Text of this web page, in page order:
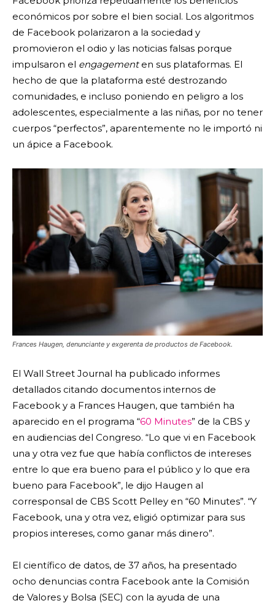
económicos por sobre el bien social. Los algoritmos
de Facebook polarizaron a la sociedad y
promovieron el odio y las noticias falsas porque
impulsaron el engagementen sus plataformas. El
hecho de que la plataforma esté destrozando
comunidades, e incluso poniendo en peligro a los
adolescentes, especialmente a las niñas, por no tener
cuerpos “perfectos”, aparentemente no le importó ni
un ápice a Facebook.
Frances Haugen, denunciante y exgerenta de productos de Facebook.
El Wall Street Journal ha publicado informes
detallados citando documentos internos de
Facebook y a Frances Haugen, que también ha
aparecido en el programa “60 Minutes” de la CBS y
en audiencias del Congreso. “Lo que vi en Facebook
una y otra vez fue que había conflictos de intereses
entre lo que era bueno para el público y lo que era
bueno para Facebook”, le dijo Haugen al
corresponsal de CBS Scott Pelley en “60 Minutes”. “Y
Facebook, una y otra vez, eligió optimizar para sus
propios intereses, como ganar más dinero”.
El científico de datos, de 37 años, ha presentado
ocho denuncias contra Facebook ante la Comisión
de Valores y Bolsa (SEC) con la ayuda de una